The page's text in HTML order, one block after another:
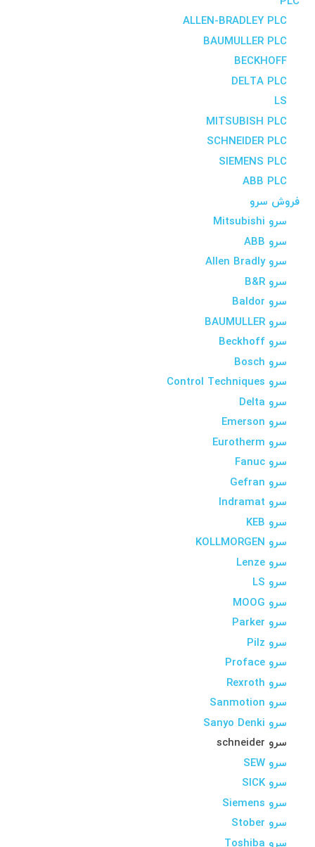
ALLEN-BRADLEY PLC
BAUMULLER PLC
BECKHOFF
DELTA PLC
LS
MITSUBISH PLC
SCHNEIDER PLC
SIEMENS PLC
ABB PLC
فروش سرو
سرو Mitsubishi
سرو ABB
سرو Allen Bradly
سرو B&R
سرو Baldor
سرو BAUMULLER
سرو Beckhoff
سرو Bosch
سرو Control Techniques
سرو Delta
سرو Emerson
سرو Eurotherm
سرو Fanuc
سرو Gefran
سرو Indramat
سرو KEB
سرو KOLLMORGEN
سرو Lenze
سرو LS
سرو MOOG
سرو Parker
سرو Pilz
سرو Proface
سرو Rexroth
سرو Sanmotion
سرو Sanyo Denki
سرو schneider
سرو SEW
سرو SICK
سرو Siemens
سرو Stober
سرو Toshiba